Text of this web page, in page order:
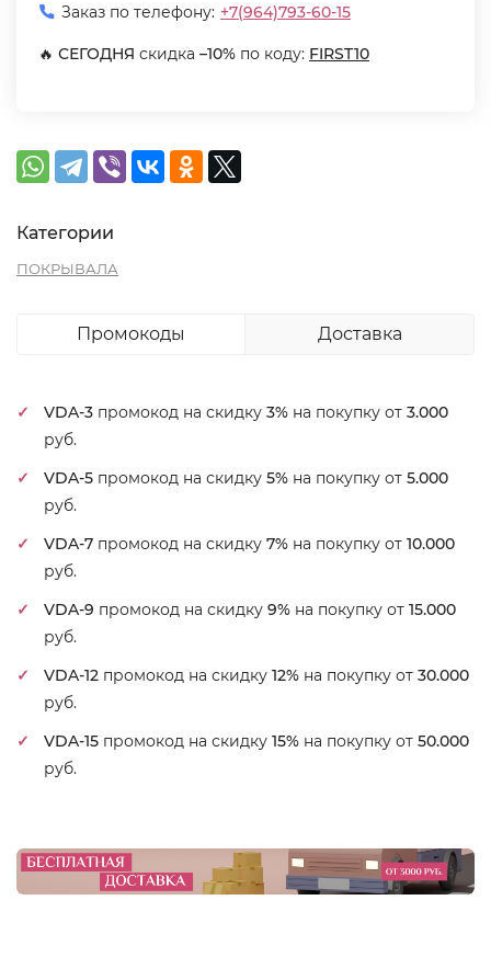
Заказ по телефону: +7(964)793-60-15
🔥 СЕГОДНЯ скидка –10% по коду: FIRST10
Категории
ПОКРЫВАЛА
Промокоды Доставка
VDA-3 промокод на скидку 3% на покупку от 3.000
руб.
VDA-5 промокод на скидку 5% на покупку от 5.000
руб.
VDA-7 промокод на скидку 7% на покупку от 10.000
руб.
VDA-9 промокод на скидку 9% на покупку от 15.000
руб.
VDA-12 промокод на скидку 12% на покупку от 30.000
руб.
VDA-15 промокод на скидку 15% на покупку от 50.000
руб.